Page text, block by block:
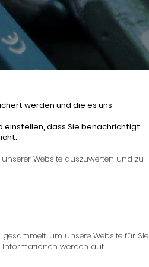
werden und die es uns
einstellen, dass Sie benachrichtigt
Website auszuwerten und zu
um unsere Website für Sie
Informationen werden auf